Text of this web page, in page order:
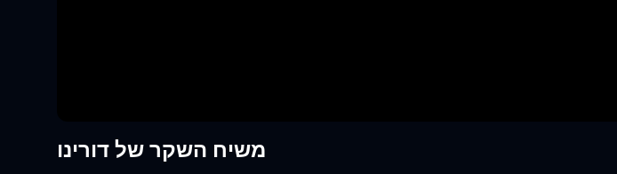
משיח השקר של דורינו